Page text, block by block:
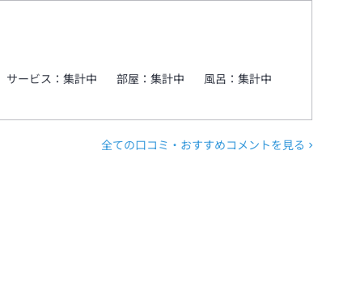
サービス：集計中 部屋：集計中 風呂：集計中
全ての口コミ・おすすめコメントを見る